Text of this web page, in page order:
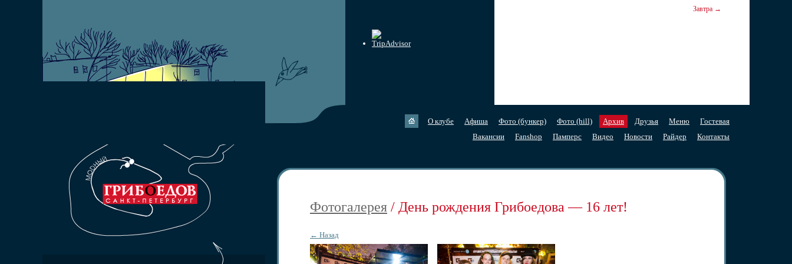
Завтра →
О клубе Афиша Фото (бункер) Фото (hill) Архив Друзья Меню
Гостевая
Вакансии
Fanshop Памперс Видео Новости Райдер Контакты
Фотогалерея / День рождения Грибоедова — 16 лет!
← Назад